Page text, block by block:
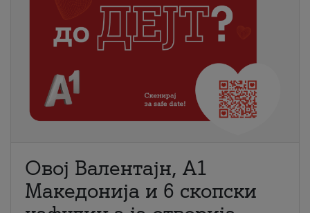
Овој Валентајн, A1
Македонија и 6 скопски